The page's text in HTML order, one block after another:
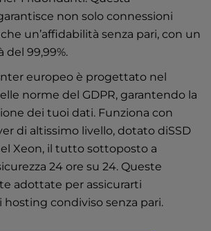
non solo connessioni
un’affidabilità senza pari, con un
99,99%.
europeo è progettato nel
norme del GDPR, garantendo la
dei tuoi dati. Funziona con
di altissimo livello, dotato diSSD
Xeon, il tutto sottoposto a
24 ore su 24. Queste
adottate per assicurarti
hosting condiviso senza pari.